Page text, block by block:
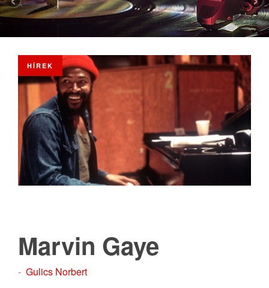
HÍREK
Marvin Gaye
- Gulics Norbert